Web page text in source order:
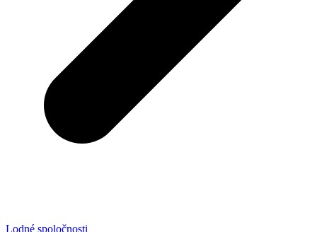
Lodné spoločnosti